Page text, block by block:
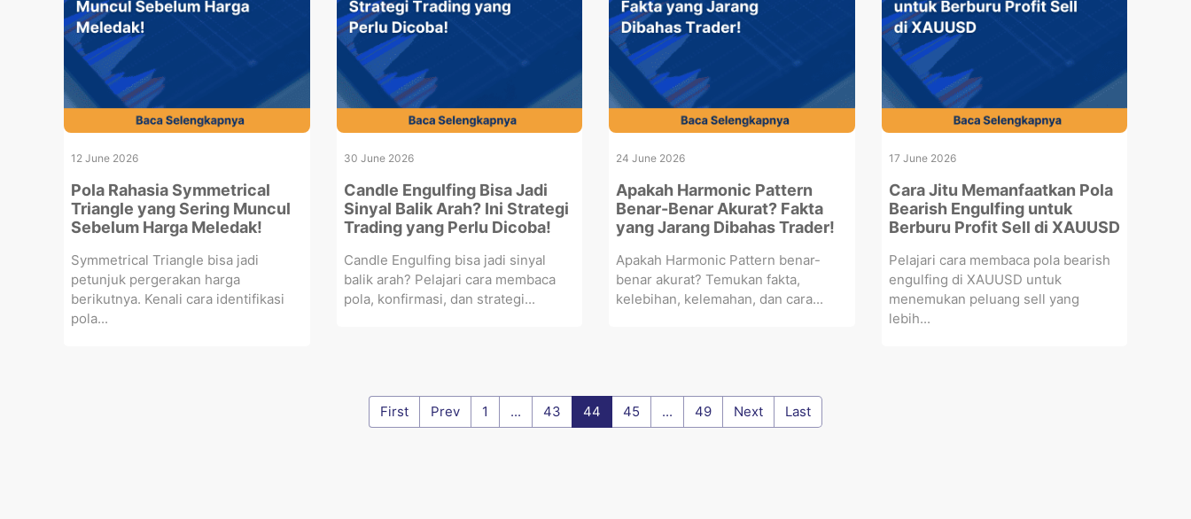
12 June 2026
Pola Rahasia Symmetrical
Triangle yang Sering Muncul
Sebelum Harga Meledak!
Symmetrical Triangle bisa jadi
petunjuk pergerakan harga
berikutnya. Kenali cara identifikasi
pola...
30 June 2026
Candle Engulfing Bisa Jadi
Sinyal Balik Arah? Ini Strategi
Trading yang Perlu Dicoba!
Candle Engulfing bisa jadi sinyal
balik arah? Pelajari cara membaca
pola, konfirmasi, dan strategi...
24 June 2026
Apakah Harmonic Pattern
Benar-Benar Akurat? Fakta
yang Jarang Dibahas Trader!
Apakah Harmonic Pattern benar-
benar akurat? Temukan fakta,
kelebihan, kelemahan, dan cara...
17 June 2026
Cara Jitu Memanfaatkan Pola
Bearish Engulfing untuk
Berburu Profit Sell di XAUUSD
Pelajari cara membaca pola bearish
engulfing di XAUUSD untuk
menemukan peluang sell yang
lebih...
First Prev 1 ... 43 44 45 ... 49 Next Last